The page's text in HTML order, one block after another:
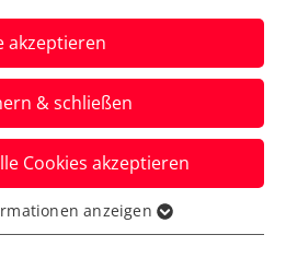
Verbands-Info
auf über
entlang
akzeptieren
& schließen
Cookies akzeptieren
für grundlegende
anzeigen